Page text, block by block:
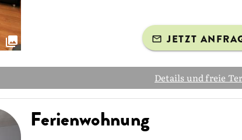
JETZT
Details und freie
Ferienwohnung